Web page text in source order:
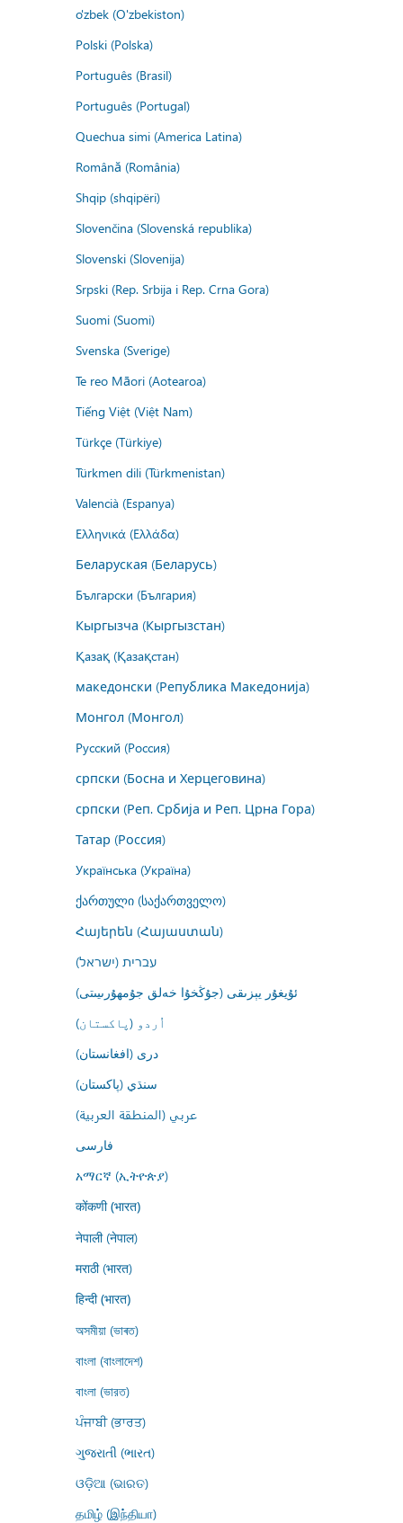
o'zbek (O'zbekiston)
Polski (Polska)
Português (Brasil)
Português (Portugal)
Quechua simi (America Latina)
Română (România)
Shqip (shqipëri)
Slovenčina (Slovenská republika)
Slovenski (Slovenija)
Srpski (Rep. Srbija i Rep. Crna Gora)
Suomi (Suomi)
Svenska (Sverige)
Te reo Māori (Aotearoa)
Tiếng Việt (Việt Nam)
Türkçe (Türkiye)
Türkmen dili (Türkmenistan)
Valencià (Espanya)
Ελληνικά (Ελλάδα)
Беларуская (Беларусь)
Български (България)
Кыргызча (Кыргызстан)
Қазақ (Қазақстан)
македонски (Република Македонија)
Монгол (Монгол)
Русский (Россия)
српски (Босна и Херцеговина)
српски (Реп. Србија и Реп. Црна Гора)
Татар (Россия)
Українська (Україна)
ქართული (საქართველო)
Հայերեն (Հայաստան)
עברית (ישראל)
ئۇيغۇر يېزىقى (جۇڭخۇا خەلق جۇمھۇرىيىتى)
اُردو (پاکستان)
درى (افغانستان)
سنڌي (پاکستان)
عربي (المنطقة العربية)
فارسى
አማርኛ (ኢትዮጵያ)
कोंकणी (भारत)
नेपाली (नेपाल)
मराठी (भारत)
हिन्दी (भारत)
অসমীয়া (ভাৰত)
বাংলা (বাংলাদেশ)
বাংলা (ভারত)
ਪੰਜਾਬੀ (ਭਾਰਤ)
ગુજરાતી (ભારત)
ଓଡ଼ିଆ (ଭାରତ)
தமிழ் (இந்தியா)